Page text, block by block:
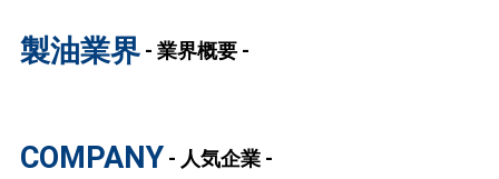
製油業界 - 業界概要 -
COMPANY - 人気企業 -